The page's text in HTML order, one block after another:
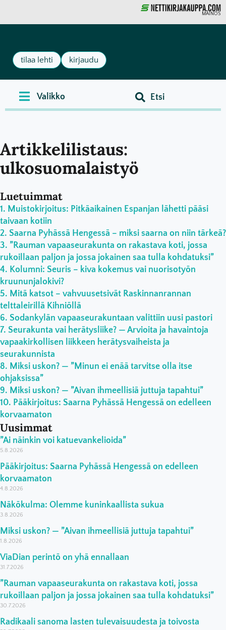
MAINOS
tilaa lehti kirjaudu
Artikkelilistaus:
ulkosuomalaistyö
Luetuimmat
Muistokirjoitus: Pitkäaikainen Espanjan lähetti pääsi
taivaan kotiin
Saarna Pyhässä Hengessä – miksi saarna on niin tärkeä?
”Rauman vapaaseurakunta on rakastava koti, jossa
rukoillaan paljon ja jossa jokainen saa tulla kohdatuksi”
Kolumni: Seuris – kiva kokemus vai nuorisotyön
kruununjalokivi?
Mitä katsot – vahvuusetsivät Raskinnanrannan
telttaleirillä Kihniöllä
Sodankylän vapaaseurakuntaan valittiin uusi pastori
Seurakunta vai herätysliike? — Arvioita ja havaintoja
vapaakirkollisen liikkeen herätysvaiheista ja
seurakunnista
Miksi uskon? — ”Minun ei enää tarvitse olla itse
ohjaksissa”
Miksi uskon? — ”Aivan ihmeellisiä juttuja tapahtui”
Pääkirjoitus: Saarna Pyhässä Hengessä on edelleen
korvaamaton
Uusimmat
”Ai näinkin voi katuevankelioida”
5.8.2026
Pääkirjoitus: Saarna Pyhässä Hengessä on edelleen
korvaamaton
4.8.2026
Näkökulma: Olemme kuninkaallista sukua
3.8.2026
Miksi uskon? — ”Aivan ihmeellisiä juttuja tapahtui”
1.8.2026
ViaDian perintö on yhä ennallaan
31.7.2026
”Rauman vapaaseurakunta on rakastava koti, jossa
rukoillaan paljon ja jossa jokainen saa tulla kohdatuksi”
30.7.2026
Radikaali sanoma lasten tulevaisuudesta ja toivosta